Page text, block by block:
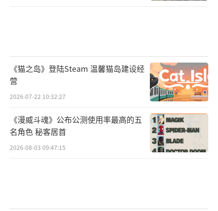
《猫之岛》登陆Steam 温馨猫岛建设经
营
2026-07-22 10:32:27
《漫威斗魂》公布公测使用率最高的五
名角色 秘客居首
2026-08-03 09:47:15